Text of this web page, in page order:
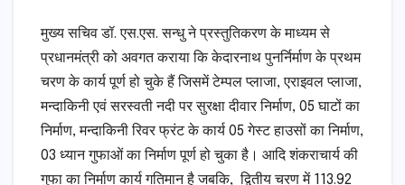
मुख्य सचिव डॉ. एस.एस. सन्धु ने प्रस्तुतिकरण के माध्यम से
प्रधानमंत्री को अवगत कराया कि केदारनाथ पुनर्निर्माण के प्रथम
चरण के कार्य पूर्ण हो चुके हैं जिसमें टेम्पल प्लाजा, एराइवल प्लाजा,
मन्दाकिनी एवं सरस्वती नदी पर सुरक्षा दीवार निर्माण, 05 घाटों का
निर्माण, मन्दाकिनी रिवर फ्रंट के कार्य 05 गेस्ट हाउसों का निर्माण,
03 ध्यान गुफाओं का निर्माण पूर्ण हो चुका है। आदि शंकराचार्य की
गुफा का निर्माण कार्य गतिमान है जबकि, द्वितीय चरण में 113.92